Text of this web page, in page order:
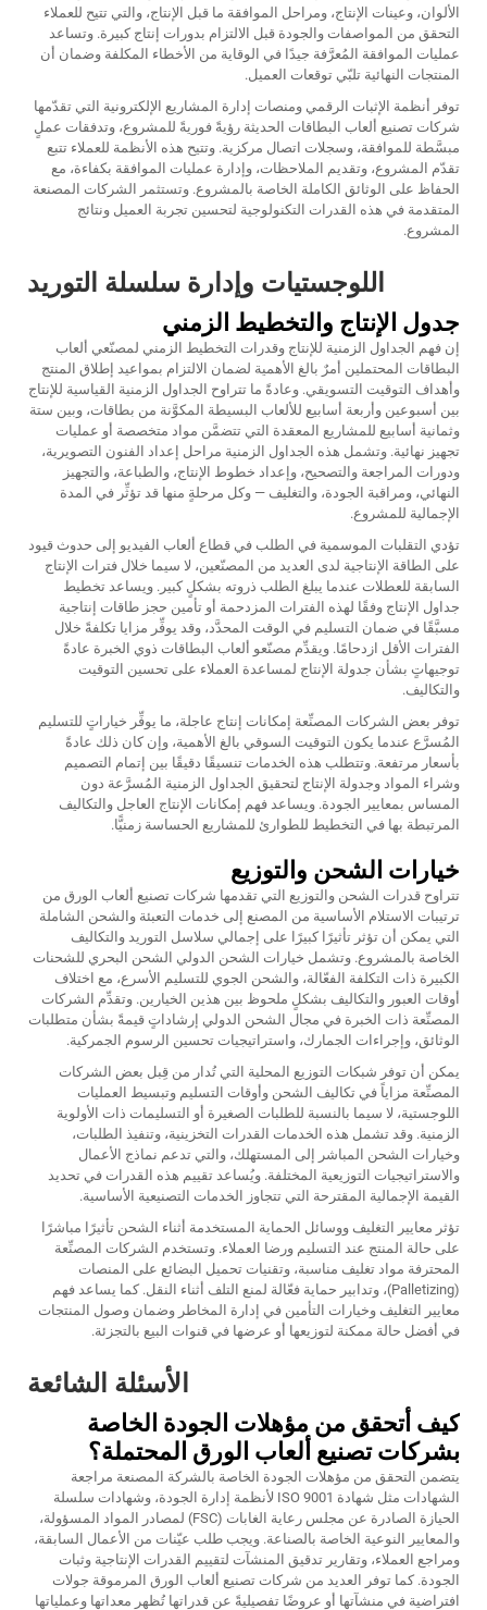
الألوان، وعينات الإنتاج، ومراحل الموافقة ما قبل الإنتاج، والتي تتيح للعملاء
التحقق من المواصفات والجودة قبل الالتزام بدورات إنتاج كبيرة. وتساعد
عمليات الموافقة المُعرَّفة جيدًا في الوقاية من الأخطاء المكلفة وضمان أن
المنتجات النهائية تلبّي توقعات العميل.
توفر أنظمة الإثبات الرقمي ومنصات إدارة المشاريع الإلكترونية التي تقدّمها
شركات تصنيع ألعاب البطاقات الحديثة رؤيةً فوريةً للمشروع، وتدفقات عملٍ
مبسَّطة للموافقة، وسجلات اتصال مركزية. وتتيح هذه الأنظمة للعملاء تتبع
تقدّم المشروع، وتقديم الملاحظات، وإدارة عمليات الموافقة بكفاءة، مع
الحفاظ على الوثائق الكاملة الخاصة بالمشروع. وتستثمر الشركات المصنعة
المتقدمة في هذه القدرات التكنولوجية لتحسين تجربة العميل ونتائج
المشروع.
اللوجستيات وإدارة سلسلة التوريد
جدول الإنتاج والتخطيط الزمني
إن فهم الجداول الزمنية للإنتاج وقدرات التخطيط الزمني لمصنّعي ألعاب
البطاقات المحتملين أمرٌ بالغ الأهمية لضمان الالتزام بمواعيد إطلاق المنتج
وأهداف التوقيت التسويقي. وعادةً ما تتراوح الجداول الزمنية القياسية للإنتاج
بين أسبوعين وأربعة أسابيع للألعاب البسيطة المكوَّنة من بطاقات، وبين ستة
وثمانية أسابيع للمشاريع المعقدة التي تتضمَّن مواد متخصصة أو عمليات
تجهيز نهائية. وتشمل هذه الجداول الزمنية مراحل إعداد الفنون التصويرية،
ودورات المراجعة والتصحيح، وإعداد خطوط الإنتاج، والطباعة، والتجهيز
النهائي، ومراقبة الجودة، والتغليف — وكل مرحلةٍ منها قد تؤثِّر في المدة
الإجمالية للمشروع.
تؤدي التقلبات الموسمية في الطلب في قطاع ألعاب الفيديو إلى حدوث قيود
على الطاقة الإنتاجية لدى العديد من المصنّعين، لا سيما خلال فترات الإنتاج
السابقة للعطلات عندما يبلغ الطلب ذروته بشكلٍ كبير. ويساعد تخطيط
جداول الإنتاج وفقًا لهذه الفترات المزدحمة أو تأمين حجز طاقات إنتاجية
مسبَّقًا في ضمان التسليم في الوقت المحدَّد، وقد يوفِّر مزايا تكلفةً خلال
الفترات الأقل ازدحامًا. ويقدِّم مصنّعو ألعاب البطاقات ذوي الخبرة عادةً
توجيهاتٍ بشأن جدولة الإنتاج لمساعدة العملاء على تحسين التوقيت
والتكاليف.
توفر بعض الشركات المصنِّعة إمكانات إنتاج عاجلة، ما يوفِّر خياراتٍ للتسليم
المُسرَّع عندما يكون التوقيت السوقي بالغ الأهمية، وإن كان ذلك عادةً
بأسعار مرتفعة. وتتطلب هذه الخدمات تنسيقًا دقيقًا بين إتمام التصميم
وشراء المواد وجدولة الإنتاج لتحقيق الجداول الزمنية المُسرَّعة دون
المساس بمعايير الجودة. ويساعد فهم إمكانات الإنتاج العاجل والتكاليف
المرتبطة بها في التخطيط للطوارئ للمشاريع الحساسة زمنيًّا.
خيارات الشحن والتوزيع
تتراوح قدرات الشحن والتوزيع التي تقدمها شركات تصنيع ألعاب الورق من
ترتيبات الاستلام الأساسية من المصنع إلى خدمات التعبئة والشحن الشاملة
التي يمكن أن تؤثر تأثيرًا كبيرًا على إجمالي سلاسل التوريد والتكاليف
الخاصة بالمشروع. وتشمل خيارات الشحن الدولي الشحن البحري للشحنات
الكبيرة ذات التكلفة الفعّالة، والشحن الجوي للتسليم الأسرع، مع اختلاف
أوقات العبور والتكاليف بشكلٍ ملحوظ بين هذين الخيارين. وتقدِّم الشركات
المصنِّعة ذات الخبرة في مجال الشحن الدولي إرشاداتٍ قيمةً بشأن متطلبات
الوثائق، وإجراءات الجمارك، واستراتيجيات تحسين الرسوم الجمركية.
يمكن أن توفر شبكات التوزيع المحلية التي تُدار من قِبل بعض الشركات
المصنِّعة مزاياً في تكاليف الشحن وأوقات التسليم وتبسيط العمليات
اللوجستية، لا سيما بالنسبة للطلبات الصغيرة أو التسليمات ذات الأولوية
الزمنية. وقد تشمل هذه الخدمات القدرات التخزينية، وتنفيذ الطلبات،
وخيارات الشحن المباشر إلى المستهلك، والتي تدعم نماذج الأعمال
والاستراتيجيات التوزيعية المختلفة. ويُساعد تقييم هذه القدرات في تحديد
القيمة الإجمالية المقترحة التي تتجاوز الخدمات التصنيعية الأساسية.
تؤثر معايير التغليف ووسائل الحماية المستخدمة أثناء الشحن تأثيرًا مباشرًا
على حالة المنتج عند التسليم ورضا العملاء. وتستخدم الشركات المصنِّعة
المحترفة مواد تغليف مناسبة، وتقنيات تحميل البضائع على المنصات
(Palletizing)، وتدابير حماية فعّالة لمنع التلف أثناء النقل. كما يساعد فهم
معايير التغليف وخيارات التأمين في إدارة المخاطر وضمان وصول المنتجات
في أفضل حالة ممكنة لتوزيعها أو عرضها في قنوات البيع بالتجزئة.
الأسئلة الشائعة
كيف أتحقق من مؤهلات الجودة الخاصة
بشركات تصنيع ألعاب الورق المحتملة؟
يتضمن التحقق من مؤهلات الجودة الخاصة بالشركة المصنعة مراجعة
الشهادات مثل شهادة ISO 9001 لأنظمة إدارة الجودة، وشهادات سلسلة
الحيازة الصادرة عن مجلس رعاية الغابات (FSC) لمصادر المواد المسؤولة،
والمعايير النوعية الخاصة بالصناعة. ويجب طلب عيّنات من الأعمال السابقة،
ومراجع العملاء، وتقارير تدقيق المنشآت لتقييم القدرات الإنتاجية وثبات
الجودة. كما توفر العديد من شركات تصنيع ألعاب الورق المرموقة جولات
افتراضية في منشآتها أو عروضًا تفصيليةً عن قدراتها تُظهر معداتها وعملياتها